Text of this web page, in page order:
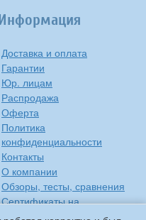
Доставка и оплата
Гарантии
Юр. лицам
Распродажа
Оферта
Политика
конфиденциальности
Контакты
О компании
Обзоры, тесты, сравнения
Сертификаты на
продукцию